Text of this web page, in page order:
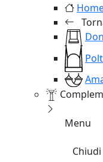
Menu
Chiudi